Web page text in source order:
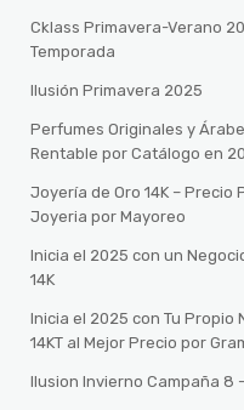
Cklass Primavera-Verano
Temporada
Ilusión Primavera 2025
Perfumes Originales y
Rentable por Catálogo en
Joyería de Oro 14K – Precio
Joyeria por Mayoreo
Inicia el 2025 con un
14K
Inicia el 2025 con Tu Propio
14KT al Mejor Precio por
Ilusion Invierno Campaña 8